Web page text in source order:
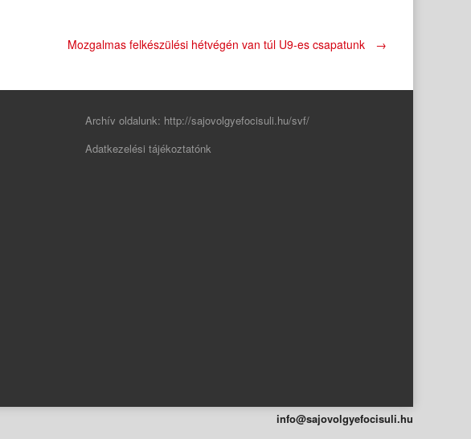
Mozgalmas felkészülési hétvégén van túl U9-es csapatunk →
Archív oldalunk: http://sajovolgyefocisuli.hu/svf/
Adatkezelési tájékoztatónk
info@sajovolgyefocisuli.hu